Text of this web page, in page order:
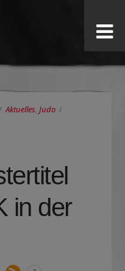
Aktuelles, Judo
in der